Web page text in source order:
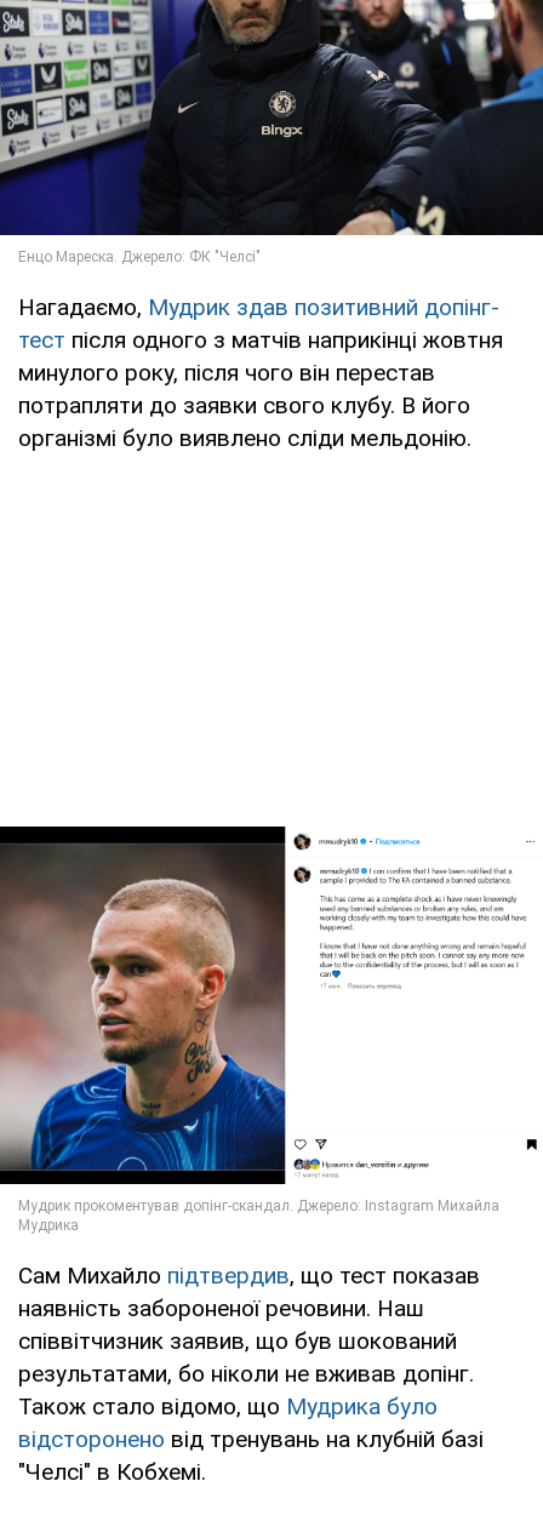
Нагадаємо, Мудрик здав позитивний допінг-
тест після одного з матчів наприкінці жовтня
минулого року, після чого він перестав
потрапляти до заявки свого клубу. В його
організмі було виявлено сліди мельдонію.
Сам Михайло підтвердив, що тест показав
наявність забороненої речовини. Наш
співвітчизник заявив, що був шокований
результатами, бо ніколи не вживав допінг.
Також стало відомо, що Мудрика було
відсторонено від тренувань на клубній базі
"Челсі" в Кобхемі.